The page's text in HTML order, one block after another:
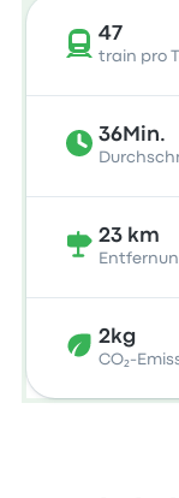
47
train pro
36Min.
23 km
2kg
CO₂-